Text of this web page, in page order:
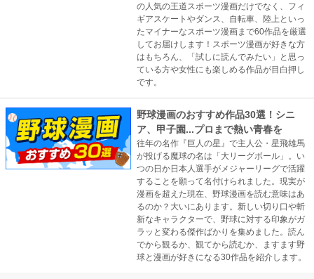
の人気の王道スポーツ漫画だけでなく、フィ
ギアスケートやダンス、自転車、陸上といっ
たマイナーなスポーツ漫画まで60作品を厳選
してお届けします！スポーツ漫画が好きな方
はもちろん、「試しに読んでみたい」と思っ
ている方や女性にも楽しめる作品が目白押し
です。
野球漫画のおすすめ作品30選！シニ
ア、甲子園...プロまで熱い青春を
往年の名作『巨人の星』で主人公・星飛雄馬
が投げる魔球の名は「大リーグボール」。い
つの日か日本人選手がメジャーリーグで活躍
することを願って名付けられました。現実が
漫画を超えた現在、野球漫画を読む意味はあ
るのか？大いにあります。新しい切り口や斬
新なキャラクターで、野球に対する印象がガ
ラッと変わる傑作ばかりを集めました。読ん
でから観るか、観てから読むか、ますます野
球と漫画が好きになる30作品を紹介します。